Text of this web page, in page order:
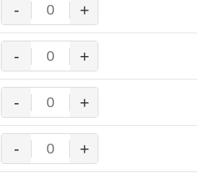
MASCOT® TOLEDO BUNDHOSE
Menge
- +
MASCOT® TOLEDO BUNDHOSE
Menge
- +
MASCOT® TOLEDO BUNDHOSE
Menge
- +
MASCOT® TOLEDO BUNDHOSE
- +